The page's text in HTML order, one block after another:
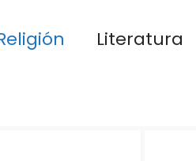
Literatura